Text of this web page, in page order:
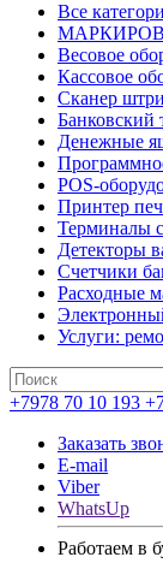
Все
Весовое
Кассовое
Сканер
Банковский
Денежные
POS-
Принтер
Терминалы
Детекторы
Счетчики
Расходные
Услуги:
+7978 70 10 193
Заказать
E-mail
Viber
WhatsUp
Работаем в